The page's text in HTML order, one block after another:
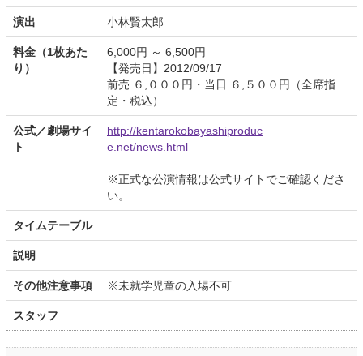
演出 小林賢太郎
料金（1枚あた
り）
6,000円 ～ 6,500円
【発売日】2012/09/17
前売 ６,０００円・当日 ６,５００円（全席指
定・税込）
公式／劇場サイ
ト
http://kentarokobayashiproduc
e.net/news.html
※正式な公演情報は公式サイトでご確認くださ
い。
タイムテーブル
説明
その他注意事項 ※未就学児童の入場不可
スタッフ